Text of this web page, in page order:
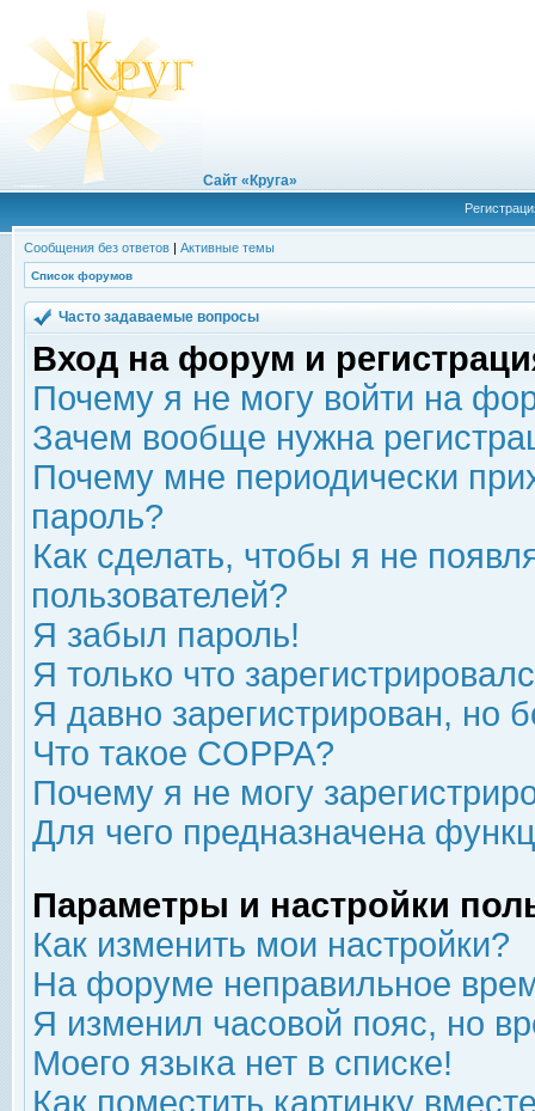
Сайт «Круга»
Сообщения без ответов | Активные темы
Список форумов
Часто задаваемые вопросы
Вход на форум и
Почему я не могу войти на
Зачем вообще нужна
Почему мне периодически
пароль?
Как сделать, чтобы я не
пользователей?
Я забыл пароль!
Я только что
Я давно зарегистрирован, но
Что такое COPPA?
Почему я не могу
Для чего предназначена
Параметры и настройки
Как изменить мои настройки?
На форуме неправильное
Я изменил часовой пояс, но
Моего языка нет в списке!
Как поместить картинку